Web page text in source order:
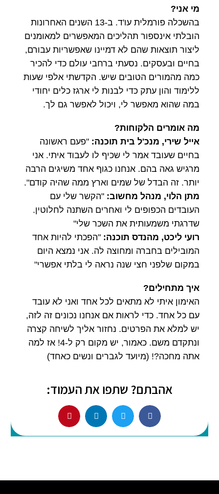
מי אני?
בהשכלה פורמלית עו'ד. ב-13 השנים האחרונות
הובלתי אינספור תהליכים המאפשרים למאומנים
ליצור תוצאות שהם לא דמיינו שאפשריות עבורם,
בחיים ובעסקים. נסעתי ברחבי עולם כדי להכיר
כמה מהמורים הטובים שיש. הקדשתי אלפי שעות
ללימוד והון עתק כדי לבנות לי ארגז כלים יחודי
במה שהוא מאפשר לי, ויכול לאפשר גם לך.
מה אומרים הלקוחות?
אייל שירי, מנכ'ל בית תוכנה: "פעם ראשונה
בחיים שעובד אמר לי שכיף לו לעבוד איתי. אני
מרגיש גאה בהם. אנחנו כגוף אחד משיגים הרבה
יותר. זה הבדל של שמים וארץ ממה שהיה קודם".
מתן הלוי, מנהל מחשוב: "הקשר שלי עם
העובדים הכפופים לי ואחרים השתנה לחלוטין.
שדרגתי משמעותית את השכר שלי"
רועי ליכט, מהנדס תוכנה: "הפכתי להיות אחד
המובילים בחברה ומחוצה לה. אני נמצא היום
במקום שלפני חצי שנה נראה לי בלתי אפשרי"
איך מתחילים?
האימון איתי לא מתאים לכל אחד ואני לא עובד
עם כל אחד. כדי לראות אם אנחנו נכונים זה לזה,
יש למלא את הפרטים. נחזור אליך לשיחה קצרה
ונתקדם משם. כאמור, יש מקום רק ל-4! אז למה
אתה מחכה?! (מיועד לגברים ונשים כאחד)
אהבתם? שתפו את העמוד: